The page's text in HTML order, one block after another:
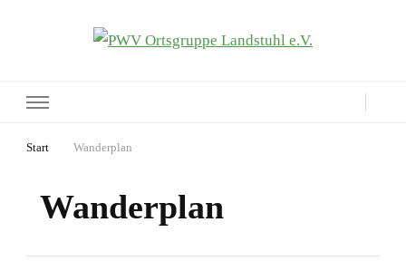
Start Wanderplan
Wanderplan